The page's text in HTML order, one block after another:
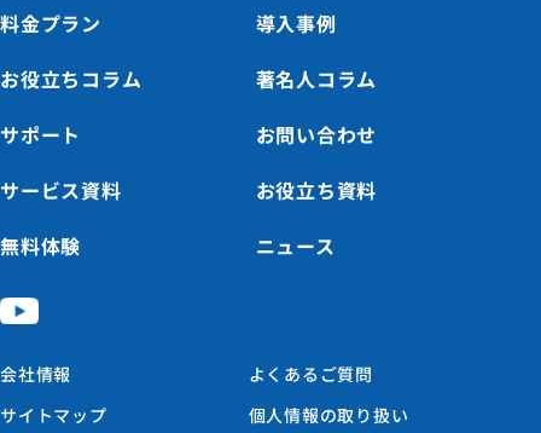
料金プラン
導入事例
お役立ちコラム
著名人コラム
サポート
お問い合わせ
サービス資料
お役立ち資料
無料体験
ニュース
会社情報
よくあるご質問
サイトマップ
個人情報の取り扱い